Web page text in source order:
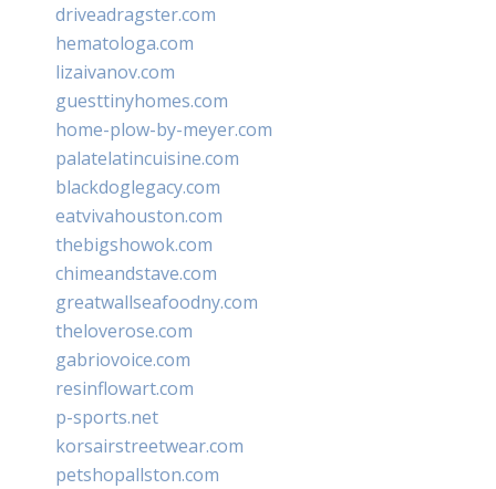
driveadragster.com
hematologa.com
lizaivanov.com
guesttinyhomes.com
home-plow-by-meyer.com
palatelatincuisine.com
blackdoglegacy.com
eatvivahouston.com
thebigshowok.com
chimeandstave.com
greatwallseafoodny.com
theloverose.com
gabriovoice.com
resinflowart.com
p-sports.net
korsairstreetwear.com
petshopallston.com